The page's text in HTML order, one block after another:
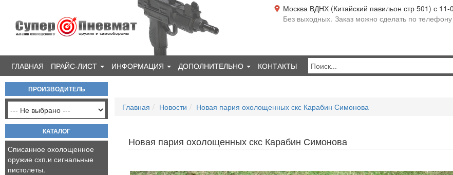
Москва ВДНХ (Китайский павильон стр 501) с
Без выходных. Заказ можно сделать по телефону
ГЛАВНАЯ ПРАЙС-ЛИСТ ИНФОРМАЦИЯ ДОПОЛНИТЕЛЬНО КОНТАКТЫ
ПРОИЗВОДИТЕЛЬ
КАТАЛОГ
Списанное охолощенное
оружие схп,и сигнальные
пистолеты.
Главная Новости Новая пария охолощенных скс Карабин Симонова
Новая пария охолощенных скс Карабин Симонова